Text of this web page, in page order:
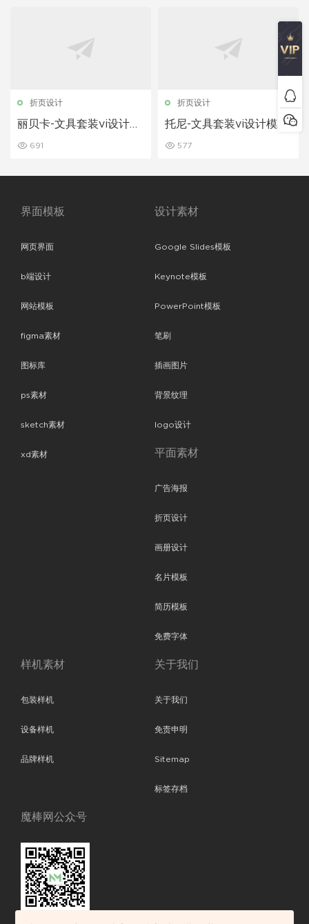
折页设计
丽贝卡-文具套装vi设计模
691
折页设计
托尼-文具套装vi设计模板
577
界面模板
网页界面
b端设计
网站模板
figma素材
图标库
ps素材
sketch素材
xd素材
设计素材
Google Slides模板
Keynote模板
PowerPoint模板
笔刷
插画图片
背景纹理
logo设计
平面素材
广告海报
折页设计
画册设计
名片模板
简历模板
免费字体
样机素材
包装样机
设备样机
品牌样机
关于我们
关于我们
免责申明
Sitemap
标签存档
魔棒网公众号